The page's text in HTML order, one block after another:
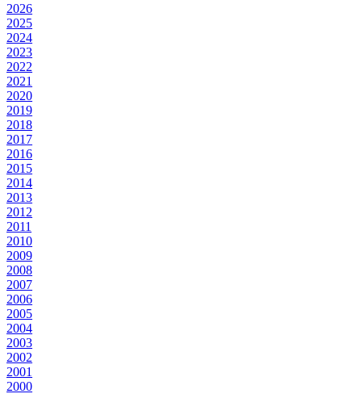
2026
2025
2024
2023
2022
2021
2020
2019
2018
2017
2016
2015
2014
2013
2012
2011
2010
2009
2008
2007
2006
2005
2004
2003
2002
2001
2000